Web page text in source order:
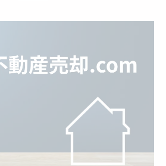
たすための実践的な準備方法
と特別控除で税負担を賢く軽減
ための必要書類と手続きポイン
除条件と確認ポイント